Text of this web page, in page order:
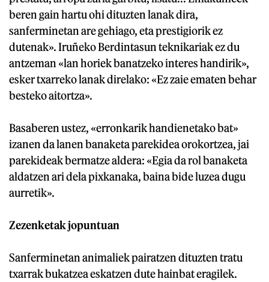
beren gain hartu ohi dituzten lanak dira,
sanferminetan are gehiago, eta prestigiorik ez
dutenak». Iruñeko Berdintasun teknikariak ez du
antzeman «lan horiek banatzeko interes handirik»,
esker txarreko lanak direlako: «Ez zaie ematen behar
besteko aitortza».
Basaberen ustez, «erronkarik handienetako bat»
izanen da lanen banaketa parekidea orokortzea, jai
parekideak bermatze aldera: «Egia da rol banaketa
aldatzen ari dela pixkanaka, baina bide luzea dugu
aurretik».
Zezenketak jopuntuan
Sanferminetan animaliek pairatzen dituzten tratu
txarrak bukatzea eskatzen dute hainbat eragilek.